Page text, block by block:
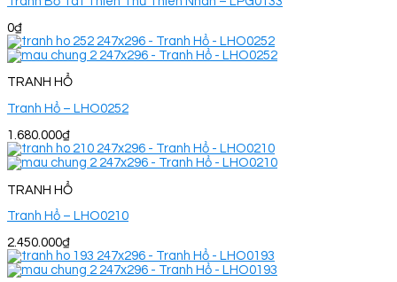
0₫
TRANH HỔ
Tranh Hổ – LHO0252
1.680.000₫
TRANH HỔ
Tranh Hổ – LHO0210
2.450.000₫